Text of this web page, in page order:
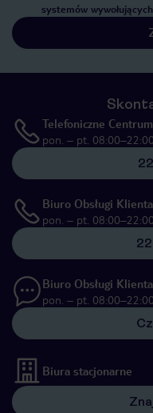
systemów
Telefoniczne
pon. – pt.
Biuro Obsługi Klienta
pon. – pt.
Biuro Obsługi Klienta
pon. – pt.
Biura stacjonarne